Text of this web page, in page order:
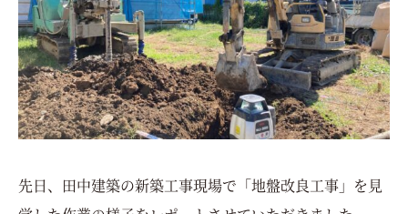
先日、田中建築の新築工事現場で「地盤改良工事」を見